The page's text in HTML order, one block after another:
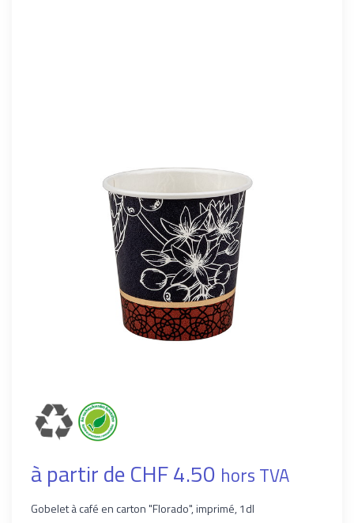
à partir de CHF 4.50 hors TVA
Gobelet à café en carton "Florado", imprimé, 1dl